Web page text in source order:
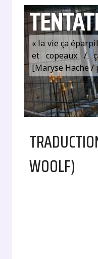
« la vie ça
et copeaux /
[Maryse Hache /
WOOLF)